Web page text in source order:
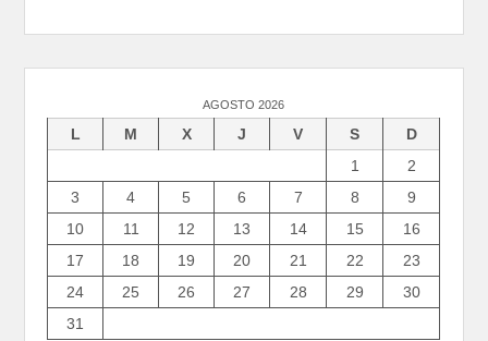
AGOSTO 2026
L M X J V S
D
1
2
3
4 5 6 7 8
9
10
11 12 13 14 15
16
17
18 19 20 21 22
23
24
25 26 27 28 29
30
31